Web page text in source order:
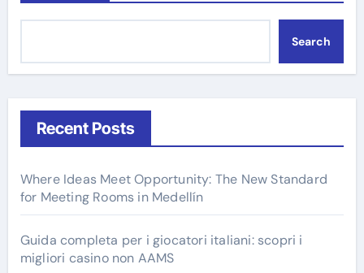
Search
Recent Posts
Where Ideas Meet Opportunity: The New Standard
for Meeting Rooms in Medellín
Guida completa per i giocatori italiani: scopri i
migliori casino non AAMS